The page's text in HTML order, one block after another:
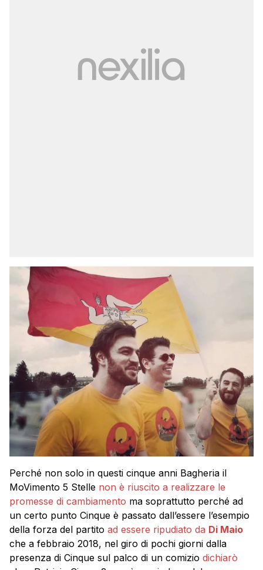
Perché non solo in questi cinque anni Bagheria il
MoVimento 5 Stelle non è riuscito a realizzare le
promesse di cambiamento ma soprattutto perché ad
un certo punto Cinque è passato dall’essere l’esempio
della forza del partito ad essere ripudiato da Di Maio
che a febbraio 2018, nel giro di pochi giorni dalla
presenza di Cinque sul palco di un comizio dichiarò